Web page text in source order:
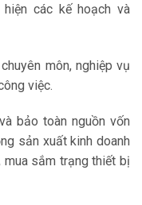
các kế hoạch và
môn, nghiệp vụ
việc.
bảo toàn nguồn vốn
sản xuất kinh doanh
sắm trạng thiết bị